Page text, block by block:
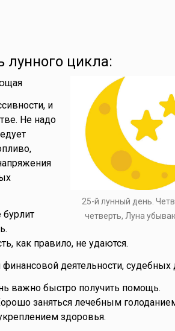
лунного цикла:
25-й лунный день.
четверть, Луна
и
Не надо
как правило, не удаются.
деятельности, судебных
важно быстро получить помощь.
заняться лечебным
здоровья.